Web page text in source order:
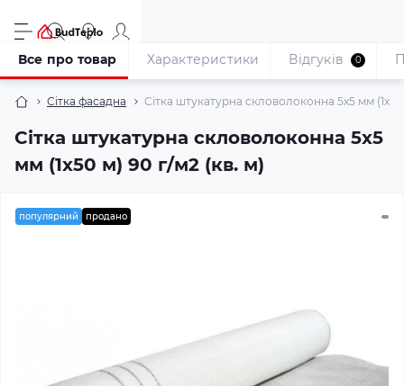
Сітка фасадна Сітка штукатурна скловолоконна 5x5 мм
Сітка штукатурна скловолоконна 5x5
мм (1x50 м) 90 г/м2 (кв. м)
Все про товар Характеристики Відгуків 0
популярний продано